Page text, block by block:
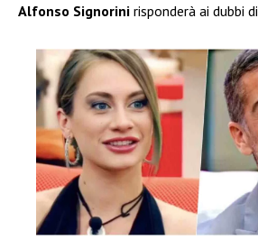
Alfonso Signorini risponderà ai dubbi di